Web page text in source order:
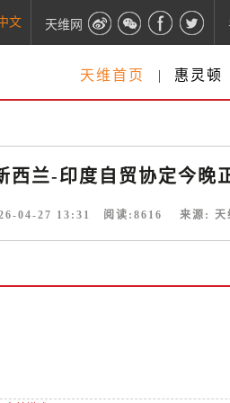
文 天维网
天维首页 | 惠灵顿
西兰-印度自贸协定今晚
04-27 13:31 阅读: 8616 来源: 天